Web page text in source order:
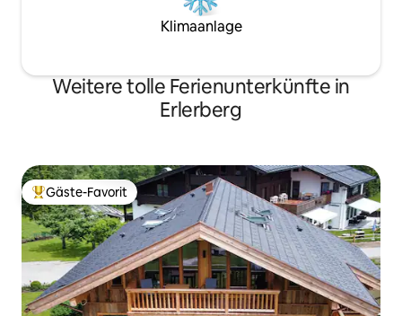
Klimaanlage
Weitere tolle Ferienunterkünfte in
Erlerberg
Beliebter Gäste-Favorit.
Gäste-Favorit